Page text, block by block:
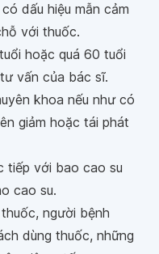
dấu hiệu mẫn cảm
với thuốc.
hoặc quá 60 tuổi
vấn của bác sĩ.
khoa nếu như có
giảm hoặc tái phát
tiếp với bao cao su
cao su.
người bệnh
dùng thuốc, những